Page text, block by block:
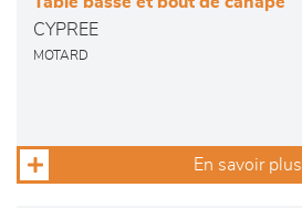
CYPREE
MOTARD
En savoir plus